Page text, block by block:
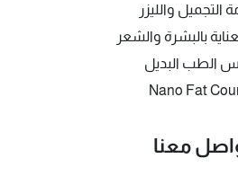
التجميل والليزر
بالبشرة والشعر
الطب البديل
Nano Fat
معنا